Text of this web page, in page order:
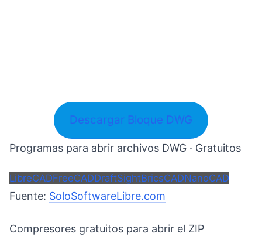
Descargar Bloque DWG
Programas para abrir archivos DWG · Gratuitos
LibreCADFreeCADDraftSightBricsCADNanoCAD
Fuente: SoloSoftwareLibre.com
Compresores gratuitos para abrir el ZIP